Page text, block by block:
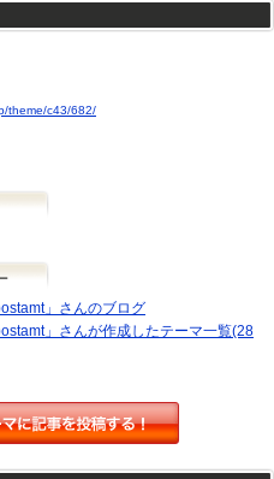
theme/c43/682/
」さんのブログ
」さんが作成したテーマ一覧(28